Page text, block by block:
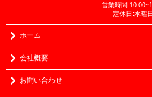
営業時間
定休日:水曜日
ホーム
会社概要
お問い合わせ